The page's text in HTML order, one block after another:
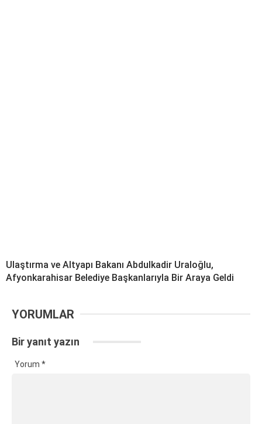
Ulaştırma ve Altyapı Bakanı Abdulkadir Uraloğlu,
Afyonkarahisar Belediye Başkanlarıyla Bir Araya Geldi
YORUMLAR
Bir yanıt yazın
Yorum *